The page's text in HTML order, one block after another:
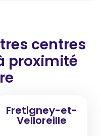
centres
proximité
Fretigney-et-
Velloreille